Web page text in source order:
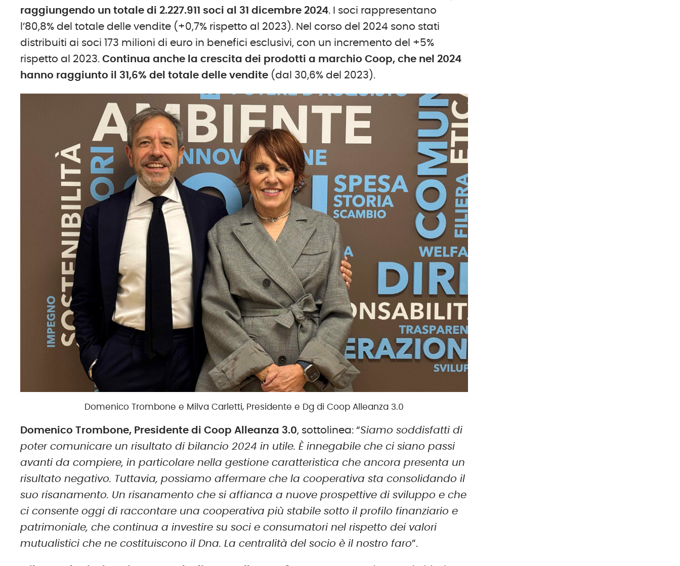
raggiungendo un totale di 2.227.911 soci al 31 dicembre 2024. I soci rappresentano
l’80,8% del totale delle vendite (+0,7% rispetto al 2023). Nel corso del 2024 sono stati
distribuiti ai soci 173 milioni di euro in benefici esclusivi, con un incremento del +5%
rispetto al 2023.Continua anche la crescita dei prodotti a marchio Coop, che nel 2024
hanno raggiunto il 31,6% del totale delle vendite (dal 30,6% del 2023).
Domenico Trombone e Milva Carletti, Presidente e Dg di Coop Alleanza 3.0
Domenico Trombone, Presidente di Coop Alleanza 3.0, sottolinea: “Siamo soddisfatti di
poter comunicare un risultato di bilancio 2024 in utile. È innegabile che ci siano passi
avanti da compiere, in particolare nella gestione caratteristica che ancora presenta un
risultato negativo. Tuttavia, possiamo affermare che lacooperativa sta consolidando il
suo risanamento. Un risanamento che si affianca a nuove prospettive di sviluppo e che
ci consente oggi di raccontare unacooperativa più stabile sotto il profilo finanziario e
patrimoniale, che continua a investire su soci e consumatori nel rispetto dei valori
mutualistici che ne costituiscono il Dna. La centralità del socio è il nostro faro”.